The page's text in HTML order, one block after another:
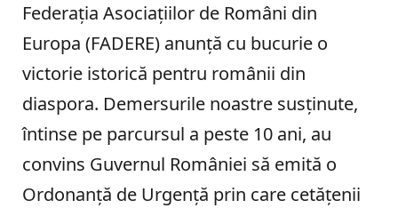
Federația Asociațiilor de Români din
Europa (FADERE) anunță cu bucurie o
victorie istorică pentru românii din
diaspora. Demersurile noastre susținute,
întinse pe parcursul a peste 10 ani, au
convins Guvernul României să emită o
Ordonanță de Urgență prin care cetățenii